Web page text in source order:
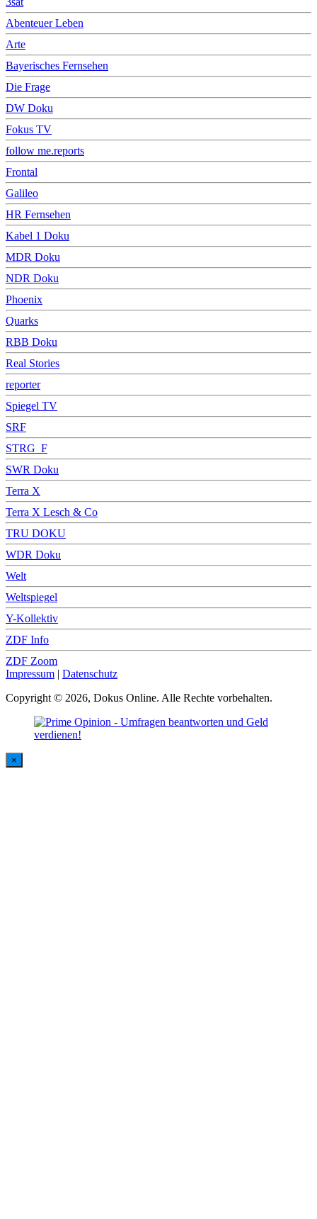
Abenteuer Leben
Arte
Bayerisches Fernsehen
Die Frage
DW Doku
Fokus TV
follow me.reports
Frontal
Galileo
HR Fernsehen
Kabel 1 Doku
MDR Doku
NDR Doku
Phoenix
Quarks
RBB Doku
Real Stories
reporter
Spiegel TV
SRF
STRG_F
SWR Doku
Terra X
Terra X Lesch & Co
TRU DOKU
WDR Doku
Welt
Weltspiegel
Y-Kollektiv
ZDF Info
ZDF Zoom
Impressum | Datenschutz
Copyright © 2026, Dokus Online. Alle Rechte vorbehalten.
×